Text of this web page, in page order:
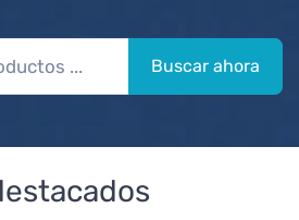
Buscar ahora